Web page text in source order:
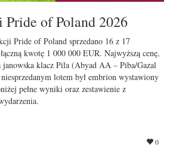
of Poland 2026
Pride of Poland sprzedano 16 z 17
kwotę 1 000 000 EUR. Najwyższą cenę,
janowska klacz Pila (Abyad AA – Piba/Gazal
lotem był embrion wystawiony
pełne wyniki oraz zestawienie z
0